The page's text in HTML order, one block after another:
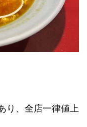
り、全店一律値上